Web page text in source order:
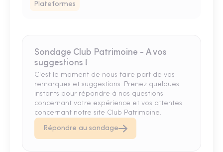
Plateformes
Sondage Club Patrimoine - A vos
suggestions !
C'est le moment de nous faire part de vos
remarques et suggestions. Prenez quelques
instants pour répondre à nos questions
concernant votre expérience et vos attentes
concernant notre site Club Patrimoine.
Répondre au sondage